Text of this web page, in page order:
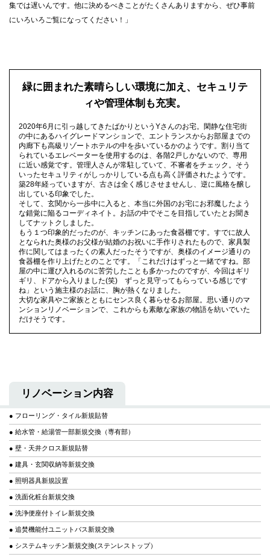
集では遅いんです。他に決めるべきことがたくさんありますから、ぜひ事前
にいろいろご覧になってください！」
緑に囲まれた素晴らしい環境に加え、セキュリテ
ィや管理体制も充実。
2020年6月に引っ越してきたばかりというYさんのお宅。閑静な住宅街
の中にあるハイグレードマンションで、エントランスからお部屋までの
内廊下も高級リゾートホテルの中を歩いているかのようです。割り当て
られているエレベーターを使用するのは、各階2戸しかないので、専用
に近い感覚です。管理人さんが常駐していて、不審者をチェック。そう
いったセキュリティがしっかりしている点も高く評価されたようです。
築28年経っていますが、古さは全く感じさせませんし、逆に風格を醸し
出している印象でした。
そして、玄関から一歩中に入ると、本当に外国のお宅にお邪魔したよう
な錯覚に陥るコーディネイト。お話の中でそこを目指していたとお聞き
してナットクしました。
もう１つ印象的だったのが、キッチンにあった食器棚です。すでに故人
となられた奥様のお父様が結婚のお祝いに手作りされたもので、家具製
作に関してはまったくの素人だったそうですが、奥様のイメージ通りの
食器棚を作り上げたとのことです。「これだけはずっと一緒ですね。部
屋の中に運び入れるのに苦労したことも多かったのですが、今回はギリ
ギリ、ドアから入りました(笑) ずっと見守ってもらっている感じです
ね」という施主様のお話に、胸が熱くなりました。
大切な家具やご家族とともにセンス良く暮らせるお部屋。思い通りのマ
ンションリノベーションで、これからも素敵な家族の物語を紡いでいた
だけそうです。
リノベーション内容
● フローリング・タイル新規貼替
● 給水管・給湯管一部新規交換（専有部）
● 壁・天井クロス新規貼替
● 建具・玄関収納等新規交換
● 照明器具新規設置
● 洗面化粧台新規交換
● 洗浄便座付トイレ新規交換
● 追焚機能付ユニットバス新規交換
● システムキッチン新規交換(ステンレストップ）